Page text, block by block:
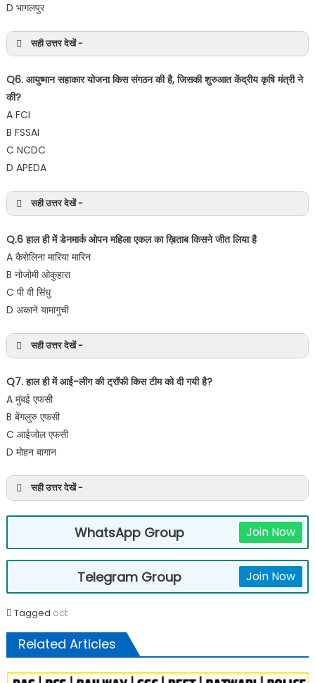
D भागलपुर
सही उत्तर देखें -
Q6. आयुष्मान सहाकार योजना किस संगठन की है, जिसकी शुरुआत केंद्रीय कृषि मंत्री ने
की?
A FCI
B FSSAI
C NCDC
D APEDA
सही उत्तर देखें -
Q.6 हाल ही में डेनमार्क ओपन महिला एकल का ख़िताब किसने जीत लिया है
A कैरोलिना मारिया मारिन
B नोजोमी ओकुहारा
C पी वी सिंधु
D अकाने यामागुची
सही उत्तर देखें -
Q7. हाल ही में आई-लीग की ट्रॉफी किस टीम को दी गयी है?
A मुंबई एफसी
B बेंगलुरु एफसी
C आईजोल एफसी
D मोहन बागान
सही उत्तर देखें -
WhatsApp Group Join Now
Telegram Group Join Now
Tagged oct
Related Articles